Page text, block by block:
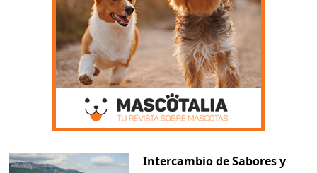
Intercambio de Sabores y